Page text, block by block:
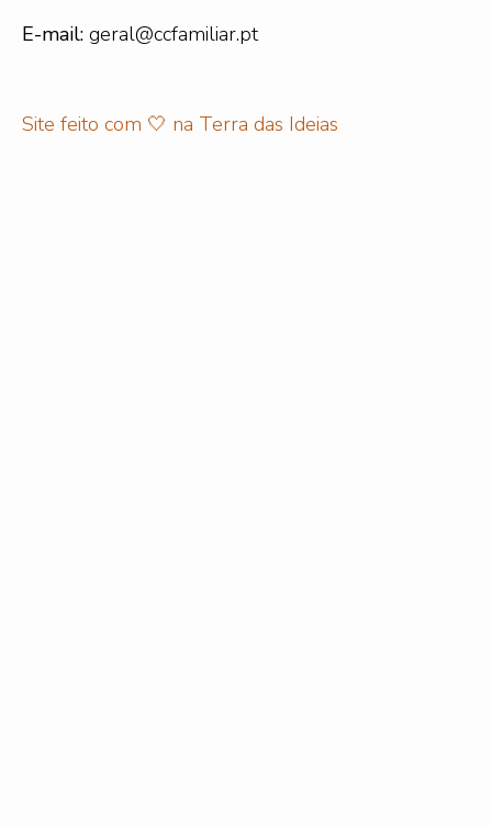
E-mail: geral@ccfamiliar.pt
Site feito com 🤍 na Terra das Ideias